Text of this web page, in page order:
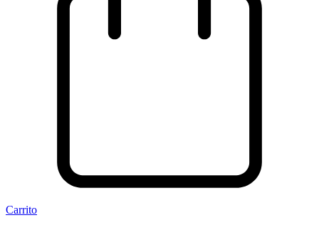
Carrito